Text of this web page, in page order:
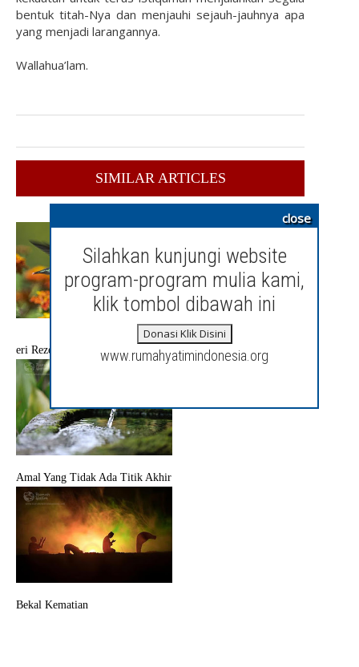
close
Silahkan kunjungi website
program-program mulia kami,
klik tombol dibawah ini
Donasi Klik Disini
www.rumahyatimindonesia.org
bentuk titah-Nya dan menjauhi sejauh-jauhnya apa
yang menjadi larangannya.
Wallahua’lam.
SIMILAR ARTICLES
gan
Ra
guk
an
San
g
Pe
mb
eri Rezeki
Amal Yang Tidak Ada Titik Akhir
Bekal Kematian